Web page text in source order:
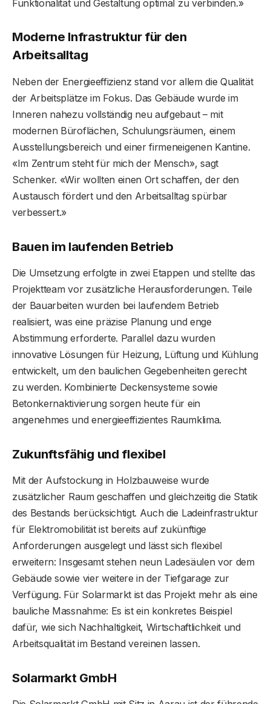
Funktionalität und Gestaltung optimal zu verbinden.»
Moderne Infrastruktur für den
Arbeitsalltag
Neben der Energieeffizienz stand vor allem die Qualität
der Arbeitsplätze im Fokus. Das Gebäude wurde im
Inneren nahezu vollständig neu aufgebaut – mit
modernen Büroflächen, Schulungsräumen, einem
Ausstellungsbereich und einer firmeneigenen Kantine.
«Im Zentrum steht für mich der Mensch», sagt
Schenker. «Wir wollten einen Ort schaffen, der den
Austausch fördert und den Arbeitsalltag spürbar
verbessert.»
Bauen im laufenden Betrieb
Die Umsetzung erfolgte in zwei Etappen und stellte das
Projektteam vor zusätzliche Herausforderungen. Teile
der Bauarbeiten wurden bei laufendem Betrieb
realisiert, was eine präzise Planung und enge
Abstimmung erforderte. Parallel dazu wurden
innovative Lösungen für Heizung, Lüftung und Kühlung
entwickelt, um den baulichen Gegebenheiten gerecht
zu werden. Kombinierte Deckensysteme sowie
Betonkernaktivierung sorgen heute für ein
angenehmes und energieeffizientes Raumklima.
Zukunftsfähig und flexibel
Mit der Aufstockung in Holzbauweise wurde
zusätzlicher Raum geschaffen und gleichzeitig die Statik
des Bestands berücksichtigt. Auch die Ladeinfrastruktur
für Elektromobilität ist bereits auf zukünftige
Anforderungen ausgelegt und lässt sich flexibel
erweitern: Insgesamt stehen neun Ladesäulen vor dem
Gebäude sowie vier weitere in der Tiefgarage zur
Verfügung. Für Solarmarkt ist das Projekt mehr als eine
bauliche Massnahme: Es ist ein konkretes Beispiel
dafür, wie sich Nachhaltigkeit, Wirtschaftlichkeit und
Arbeitsqualität im Bestand vereinen lassen.
Solarmarkt GmbH